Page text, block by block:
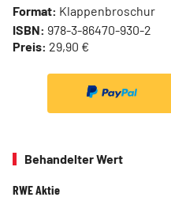
Format: Klappenbroschur
ISBN: 978-3-86470-930-2
Preis: 29,90 €
Behandelter Wert
RWE Aktie